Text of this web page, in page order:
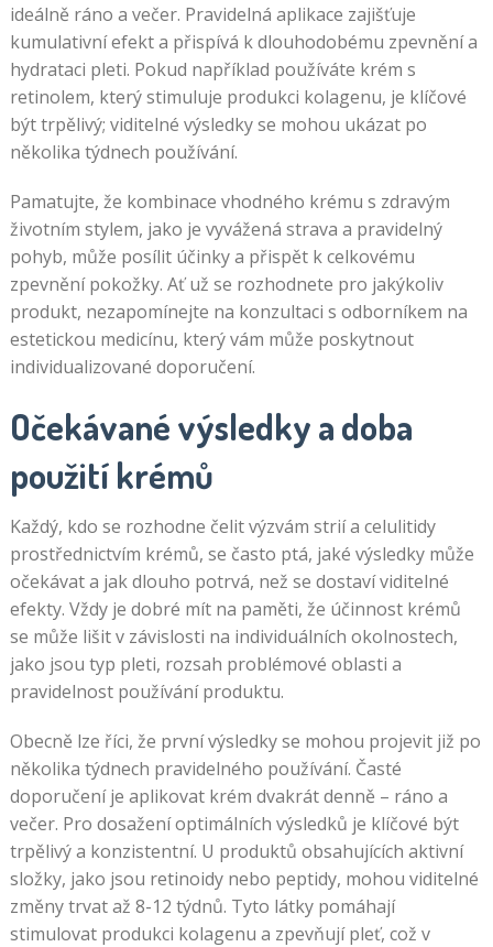
ideálně ráno a večer. Pravidelná aplikace zajišťuje
kumulativní efekt a přispívá k dlouhodobému zpevnění a
hydrataci pleti. Pokud například používáte krém s
retinolem, který stimuluje produkci kolagenu, je klíčové
být trpělivý; viditelné výsledky se mohou ukázat po
několika týdnech používání.
Pamatujte, že kombinace vhodného krému s zdravým
životním stylem, jako je vyvážená strava a pravidelný
pohyb, může posílit účinky a přispět k celkovému
zpevnění pokožky. Ať už se rozhodnete pro jakýkoliv
produkt, nezapomínejte na konzultaci s odborníkem na
estetickou medicínu, který vám může poskytnout
individualizované doporučení.
Očekávané výsledky a doba
použití krémů
Každý, kdo se rozhodne čelit výzvám strií a celulitidy
prostřednictvím krémů, se často ptá, jaké výsledky může
očekávat a jak dlouho potrvá, než se dostaví viditelné
efekty. Vždy je dobré mít na paměti, že účinnost krémů
se může lišit v závislosti na individuálních okolnostech,
jako jsou typ pleti, rozsah problémové oblasti a
pravidelnost používání produktu.
Obecně lze říci, že první výsledky se mohou projevit již po
několika týdnech pravidelného používání. Časté
doporučení je aplikovat krém dvakrát denně – ráno a
večer. Pro dosažení optimálních výsledků je klíčové být
trpělivý a konzistentní. U produktů obsahujících aktivní
složky, jako jsou retinoidy nebo peptidy, mohou viditelné
změny trvat až 8-12 týdnů. Tyto látky pomáhají
stimulovat produkci kolagenu a zpevňují pleť, což v